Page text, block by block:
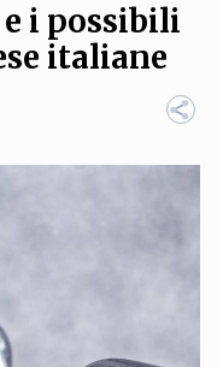
CON NOI
i possibili
italiane